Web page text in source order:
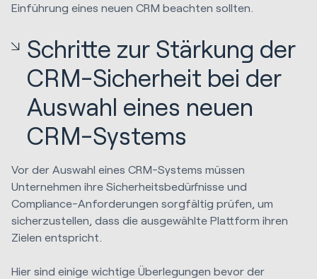
Einführung eines neuen CRM beachten sollten.
Schritte zur Stärkung der
CRM-Sicherheit bei der
Auswahl eines neuen
CRM-Systems
Vor der Auswahl eines CRM-Systems müssen
Unternehmen ihre Sicherheitsbedürfnisse und
Compliance-Anforderungen sorgfältig prüfen, um
sicherzustellen, dass die ausgewählte Plattform ihren
Zielen entspricht.
Hier sind einige wichtige Überlegungen bevor der